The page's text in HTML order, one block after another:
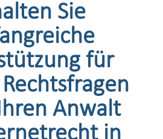
Sie
für
Anwalt
in